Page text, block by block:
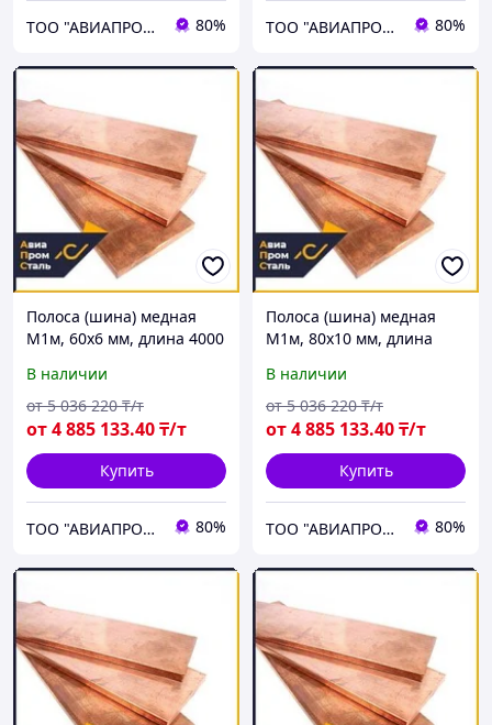
ТОО "АВИАПРОМСТАЛЬ" 80% ТОО "АВИАПРОМСТАЛЬ" 80%
Полоса (шина) медная
М1м, 60х6 мм, длина 4000
В наличии
от4 885 133.40₸/т
от 5 036 220 ₸/т
Купить
ТОО "АВИАПРОМСТАЛЬ" 80%
Полоса (шина) медная
М1м, 80х10 мм, длина
мягкая
В наличии
от4 885 133.40₸/т
от 5 036 220 ₸/т
Купить
ТОО "АВИАПРОМСТАЛЬ" 80%